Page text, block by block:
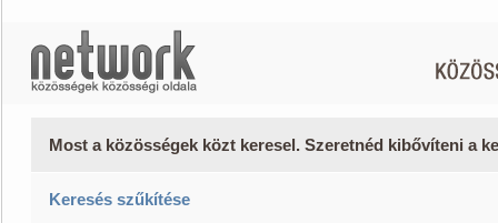
Most a közösségek közt keresel. Szeretnéd kibővíteni a
Keresés szűkítése